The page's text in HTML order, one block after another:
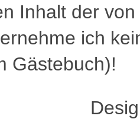
Inhalt der
ich
Gästebuch)!